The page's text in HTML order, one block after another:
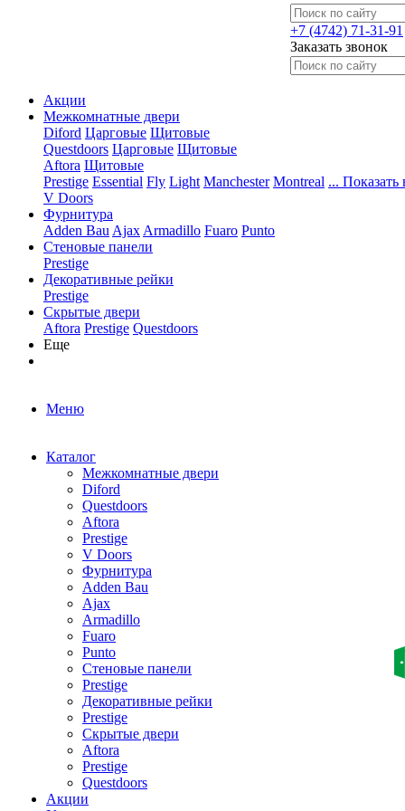
+7 (4742) 71-31-91
Заказать звонок
Акции
Межкомнатные двери
Diford Царговые Щитовые
Questdoors Царговые Щитовые
Aftora Щитовые
Prestige Essential Fly Light Manchester Montreal ... Показать
V Doors
Фурнитура
Adden Bau Ajax Armadillo Fuaro Punto
Стеновые панели
Prestige
Декоративные рейки
Prestige
Скрытые двери
Aftora Prestige Questdoors
Еще
Меню
Каталог
Межкомнатные двери
Diford
Questdoors
Aftora
Prestige
V Doors
Фурнитура
Adden Bau
Ajax
Armadillo
Fuaro
Punto
Стеновые панели
Prestige
Декоративные рейки
Prestige
Скрытые двери
Aftora
Prestige
Questdoors
Акции